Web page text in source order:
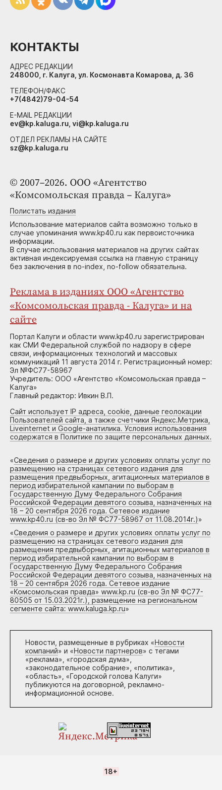
© 2007–2026. ООО «Агентство
«Комсомольская правда – Калуга»
Полистать издания
Использование материалов сайта возможно только в
случае упоминания www.kp40.ru как первоисточника
информации.
В случае использования материалов на других сайтах
активная индексируемая ссылка на главную страницу
без заключения в no-index, no-follow обязательна.
Реклама в изданиях ООО «Агентство
«Комсомольская правда - Калуга» и на
сайте
Портал Калуги и области www.kp40.ru зарегистрирован
как СМИ Федеральной службой по надзору в сфере
связи, информационных технологий и массовых
коммуникаций 11 августа 2014 г. Регистрационный номер:
Эл №ФС77-58967
Учредитель: ООО «Агентство «Комсомольская правда –
Калуга»
Главный редактор: Ивкин В.П.
Сайт использует IP адреса, cookie, данные геолокации
Пользователей сайта, а также счетчики Яндекс.Метрика,
Liveinternet и Google-анатилика. Условия использования
содержатся в Политике по защите персональных данных.
«Сведения о размере и других условиях оплаты услуг по
размещению на страницах сетевого издания для
размещения предвыборных, агитационных материалов в
период избирательной кампании по выборам в
Государственную Думу Федерального Собрания
Российской Федерации девятого созыва, назначенных на
18 – 20 сентября 2026 года. Сетевое издание
www.kp40.ru (св-во Эл № ФС77-58967 от 11.08.2014г.)»
«Сведения о размере и других условиях оплаты услуг по
размещению на страницах сетевого издания для
размещения предвыборных, агитационных материалов в
период избирательной кампании по выборам в
Государственную Думу Федерального Собрания
Российской Федерации девятого созыва, назначенных на
18 – 20 сентября 2026 года. Сетевое издание
«Комсомольская правда» www.kp.ru (св-во Эл № ФС77-
80505 от 15.03.2021г.), размещение на региональном
сегменте сайта: www.kaluga.kp.ru»
Новости, размещенные в рубриках «Новости
компаний» и «Новости партнеров» с тегами
«реклама», «городская дума»,
«законодательное собрание», «политика»,
«область», «Городской голова Калуги»
публикуются на договорной, рекламно-
информационной основе.
КОНТАКТЫ
АДРЕС РЕДАКЦИИ
248000, г. Калуга, ул. Космонавта Комарова, д. 36
ТЕЛЕФОН/ФАКС
+7(4842)79-04-54
E-MAIL РЕДАКЦИИ
ev@kp.kaluga.ru, vi@kp.kaluga.ru
ОТДЕЛ РЕКЛАМЫ НА САЙТЕ
sz@kp.kaluga.ru
18+